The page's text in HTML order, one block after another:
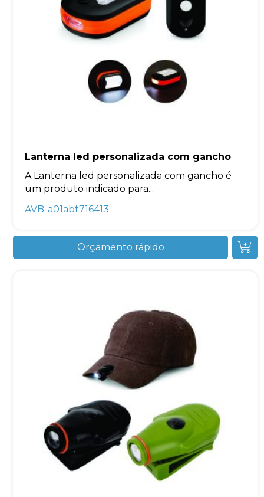
Lanterna led personalizada com gancho
A Lanterna led personalizada com gancho é
um produto indicado para...
AVB-a01abf716413
Orçamento rápido